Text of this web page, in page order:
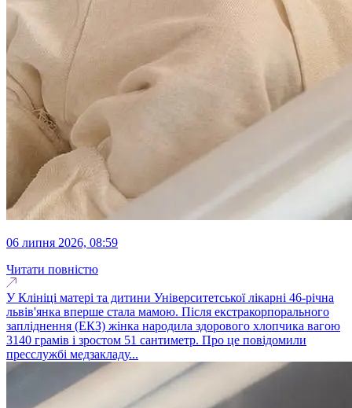
06 липня 2026, 08:59
Читати повністю
У Клініці матері та дитини Університетської лікарні 46-річна
львів'янка вперше стала мамою. Після екстракорпорального
запліднення (ЕКЗ) жінка народила здорового хлопчика вагою
3140 грамів і зростом 51 сантиметр. Про це повідомили
пресслужбі медзакладу...